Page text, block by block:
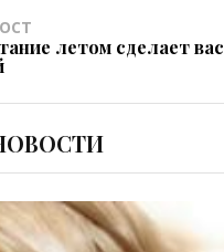
летом сделает вас
КРАСОТА
ВОЛОСЫ